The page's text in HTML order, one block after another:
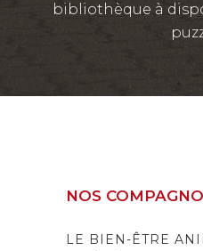
bibliothèque à
NOS
LE BIEN-ÊTRE